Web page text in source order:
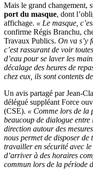
Mais le grand changement,
port du masque, dont
affichage. « Le masque,
confirme Régis Branchu,
Travaux Publics. On va s’y
c’est rassurant de voir
d’eau pour se laver les
décalage des heures de
chez eux, ils sont contents
Un avis partagé par Jean-
délégué suppléant Force
(CSE). « Comme lors de la
beaucoup de dialogue entre
direction autour des
nous permet de disposer de
travailler en sécurité avec
d’arriver à des horaires
commun lors de la période